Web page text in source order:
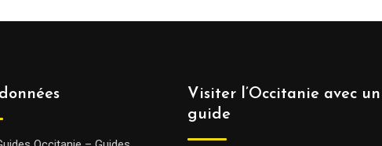
Visiter l’Occitanie avec un
guide